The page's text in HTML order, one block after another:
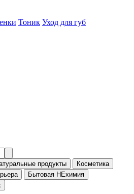
Тоник Уход для губ
продукты
Косметика
Бытовая НЕхимия